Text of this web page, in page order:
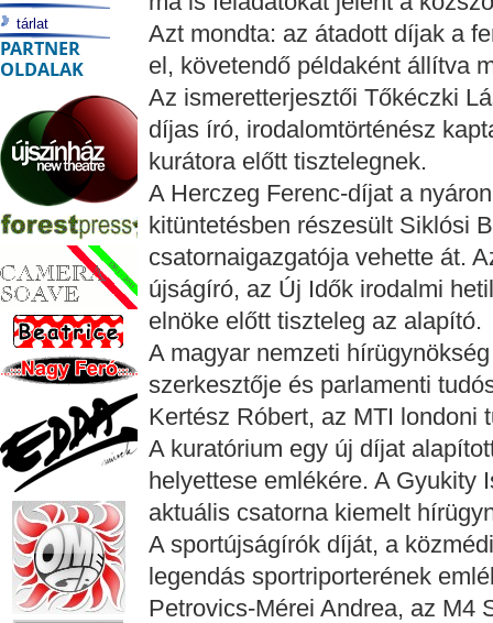
Azt mondta: az átadott díjak a
el, követendő példaként állítva
Az ismeretterjesztői Tőkéczki
díjas író, irodalomtörténész
kurátora előtt tisztelegnek.
A Herczeg Ferenc-díjat a
kitüntetésben részesült Siklósi
csatornaigazgatója vehette át.
újságíró, az Új Idők irodalmi
elnöke előtt tiszteleg az alapító.
A magyar nemzeti
szerkesztője és parlamenti
Kertész Róbert, az MTI londoni
A kuratórium egy új díjat
helyettese emlékére. A Gyukity
aktuális csatorna kiemelt
A sportújságírók díját, a
legendás sportriporterének
Petrovics-Mérei Andrea, az M4
tárlat
PARTNER
OLDALAK